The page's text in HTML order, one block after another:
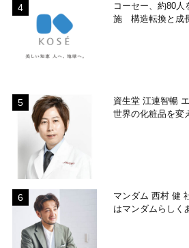
コーセー、約80
施 構造転換と成
資生堂 江連智暢
世界の化粧品を変
マンダム 西村 健
はマンダムらしく